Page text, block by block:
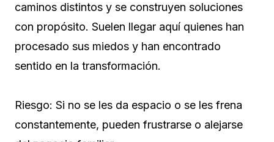
caminos distintos y se construyen soluciones
con propósito. Suelen llegar aquí quienes han
procesado sus miedos y han encontrado
sentido en la transformación.
Riesgo: Si no se les da espacio o se les frena
constantemente, pueden frustrarse o alejarse